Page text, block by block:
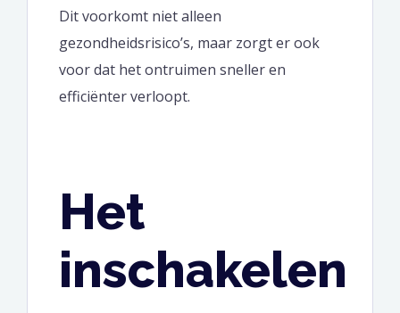
Dit voorkomt niet alleen
gezondheidsrisico’s, maar zorgt er ook
voor dat het ontruimen sneller en
efficiënter verloopt.
Het
inschakelen